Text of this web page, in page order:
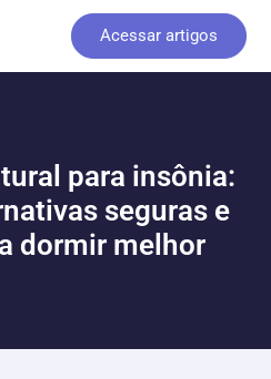
Acessar artigos
para insônia:
seguras e
dormir melhor